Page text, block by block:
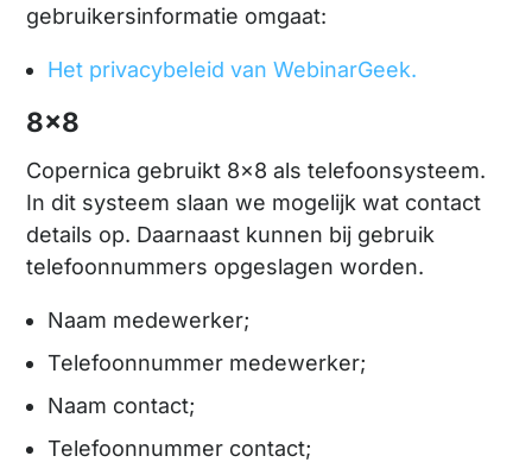
gebruikersinformatie omgaat:
Het privacybeleid van WebinarGeek.
8x8
Copernica gebruikt 8x8 als telefoonsysteem.
In dit systeem slaan we mogelijk wat contact
details op. Daarnaast kunnen bij gebruik
telefoonnummers opgeslagen worden.
Naam medewerker;
Telefoonnummer medewerker;
Naam contact;
Telefoonnummer contact;